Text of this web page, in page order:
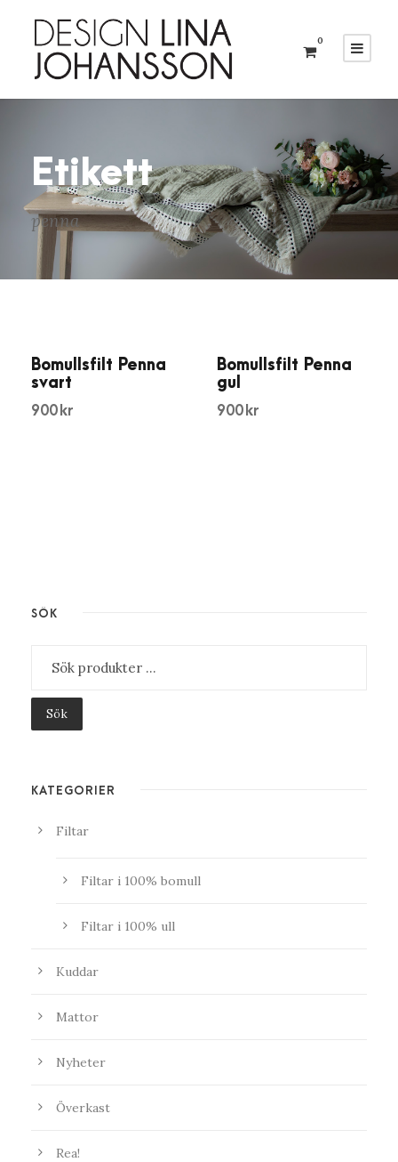
0
Etikett
penna
Bomullsfilt Penna
svart
900 kr
Bomullsfilt Penna
gul
900 kr
SÖK
Sök
KATEGORIER
Filtar
Filtar i 100% bomull
Filtar i 100% ull
Kuddar
Mattor
Nyheter
Överkast
Rea!